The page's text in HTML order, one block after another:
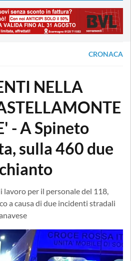
CRONACA
NELLA
- A Spineto
sulla 460 due
lavoro per il personale del 118,
a causa di due incidenti stradali